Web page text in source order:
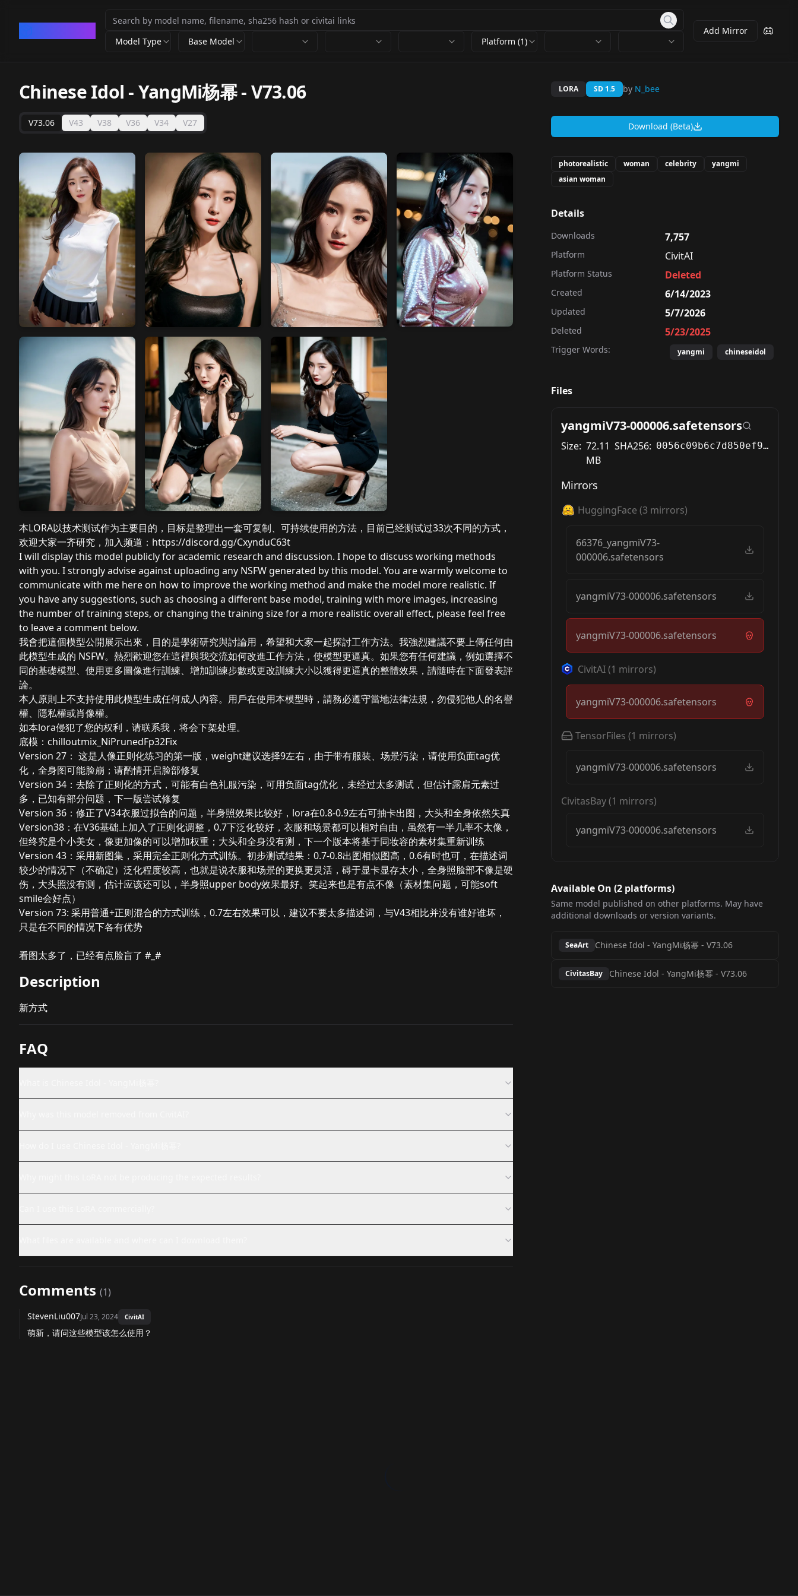
Model Type Base Model Platform (1)
Add Mirror
Chinese Idol - YangMi杨幂-V73.06
V73.06 V43 V38 V36 V34 V27
本LORA以技术测试作为主要目的，目标是整理出一套可复制、可持续使用的方法，目前已经测试过33次不同的方式，
欢迎大家一齐研究，加入频道： https://discord.gg/CxynduC63t
I will display this model publicly for academic research and discussion. I hope to discuss working methods
with you. I strongly advise against uploading any NSFW generated by this model. You are warmly welcome to
communicate with me here on how to improve the working method and make the model more realistic. If
you have any suggestions, such as choosing a different base model, training with more images, increasing
the number of training steps, or changing the training size for a more realistic overall effect, please feel free
to leave a comment below.
我會把這個模型公開展示出來，目的是學術研究與討論用，希望和大家一起探討工作方法。我強烈建議不要上傳任何由
此模型生成的 NSFW。熱烈歡迎您在這裡與我交流如何改進工作方法，使模型更逼真。如果您有任何建議，例如選擇不
同的基礎模型、使用更多圖像進行訓練、增加訓練步數或更改訓練大小以獲得更逼真的整體效果，請隨時在下面發表評
論。
本人原則上不支持使用此模型生成任何成人內容。用戶在使用本模型時，請務必遵守當地法律法規，勿侵犯他人的名譽
權、隱私權或肖像權。
如本lora侵犯了您的权利，请联系我，将会下架处理。
底模：chilloutmix_NiPrunedFp32Fix
Version 27： 这是人像正则化练习的第一版，weight建议选择9左右，由于带有服装、场景污染，请使用负面tag优
化，全身图可能脸崩；请酌情开启脸部修复
Version 34：去除了正则化的方式，可能有白色礼服污染，可用负面tag优化，未经过太多测试，但估计露肩元素过
多，已知有部分问题，下一版尝试修复
Version 36：修正了V34衣服过拟合的问题，半身照效果比较好，lora在0.8-0.9左右可抽卡出图，大头和全身依然失真
Version38：在V36基础上加入了正则化调整，0.7下泛化较好，衣服和场景都可以相对自由，虽然有一半几率不太像，
但终究是个小美女，像更加像的可以增加权重；大头和全身没有测，下一个版本将基于同妆容的素材集重新训练
Version 43：采用新图集，采用完全正则化方式训练。初步测试结果：0.7-0.8出图相似图高，0.6有时也可，在描述词
较少的情况下（不确定）泛化程度较高，也就是说衣服和场景的更换更灵活，碍于显卡显存太小，全身照脸部不像是硬
伤，大头照没有测，估计应该还可以，半身照upper body效果最好。笑起来也是有点不像（素材集问题，可能soft
smile会好点）
Version 73: 采用普通+正则混合的方式训练，0.7左右效果可以，建议不要太多描述词，与V43相比并没有谁好谁坏，
只是在不同的情况下各有优势
看图太多了，已经有点脸盲了 #_#
Description
新方式
FAQ
Comments (1)
StevenLiu007Jul 23, 2024 CivitAI
萌新，请问这些模型该怎么使用？
LORA SD 1.5 by N_bee
Download (Beta)
photorealistic woman celebrity
yangmi
asian woman
Details
Downloads 7,757
Platform CivitAI
Platform Status Deleted
Created 6/14/2023
Updated 5/7/2026
Deleted 5/23/2025
Trigger Words: yangmi chineseidol
Files
yangmiV73-000006.safetensors
Size: 72.11
MB
SHA256: 0056c09b6c7d850ef947fd3b996fdfa2dac52f38affae2f63aa68b184fa3c9fe
Mirrors
HuggingFace (3 mirrors)
66376_yangmiV73-
000006.safetensors
yangmiV73-000006.safetensors
yangmiV73-000006.safetensors
CivitAI(1 mirrors)
yangmiV73-000006.safetensors
TensorFiles (1 mirrors)
yangmiV73-000006.safetensors
CivitasBay(1 mirrors)
yangmiV73-000006.safetensors
Available On (2 platforms)
Same model published on other platforms. May have
additional downloads or version variants.
SeaArt Chinese Idol - YangMi杨幂 - V73.06
CivitasBay Chinese Idol - YangMi杨幂 - V73.06